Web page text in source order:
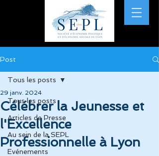
Post
Tous les posts
Articles de Presse
Au sein de la SEPL
Evénements
Tous les posts
Célébrer la Jeunesse et
l'Excellence
Professionnelle à Lyon
29 janv. 2024